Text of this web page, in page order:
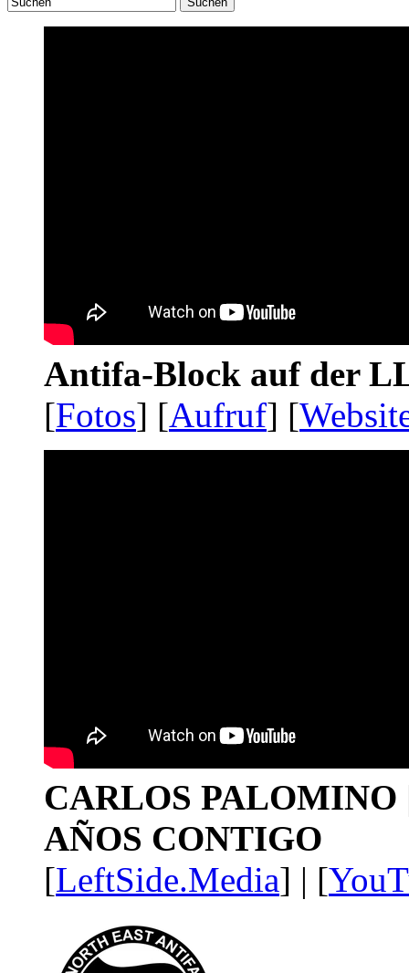
Antifa-Block auf der
[Fotos] [Aufruf] [
CARLOS PALOMINO
AÑOS CONTIGO
[LeftSide.Media] | [